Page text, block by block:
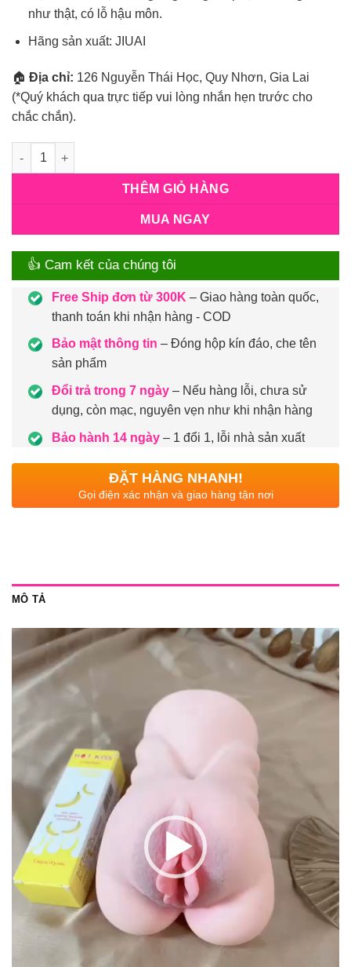
như thật, có lỗ hậu môn.
Hãng sản xuất: JIUAI
🏠 Địa chỉ: 126 Nguyễn Thái Học, Quy Nhơn, Gia Lai
(*Quý khách qua trực tiếp vui lòng nhắn hẹn trước cho
chắc chắn).
Số lượng
THÊM GIỎ HÀNG
MUA NGAY
👍 Cam kết của chúng tôi
Free Ship đơn từ 300K – Giao hàng toàn quốc,
thanh toán khi nhận hàng - COD
Bảo mật thông tin – Đóng hộp kín đáo, che tên
sản phẩm
Đổi trả trong 7 ngày– Nếu hàng lỗi, chưa sử
dụng, còn mạc, nguyên vẹn như khi nhận hàng
Bảo hành 14 ngày– 1 đổi 1, lỗi nhà sản xuất
ĐẶT HÀNG NHANH!
Gọi điện xác nhận và giao hàng tận nơi
MÔ TẢ
Trình